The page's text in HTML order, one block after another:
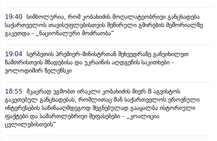
19:40 სიმბოლურია, რომ კობახიძის მოღალატეობრივი განცხადება
საქართველოს თავისუფლებისთვის შეწირული გმირების მემორიალზე
გაკეთდა - „ნაციონალური მოძრაობა“
19:04 სერბეთის პრემიერ-მინისტრთან შეხვედრაზე განვიხილეთ
ზამთრისთვის მზადებისა და უკრაინის აღდგენის საკითხები -
ვოლოდიმირ ზელენსკი
18:55 მკაცრად ვგმობთ ირაკლი კობახიძის მიერ 8 აგვისტოს
გაკეთებულ განცხადებას, რომლითაც მან საქართველოს ეროვნული
ინტერესების საწინააღმდეგოდ შეგნებულად გააყალბა ისტორიული
ფაქტები და სამართლებრივი შეფასებები - „კოალიცია
ცვლილებისთვის“